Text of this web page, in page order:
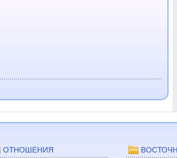
ОТНОШЕНИЯ